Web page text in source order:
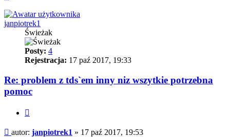
janpiotrek1
Świeżak
Posty: 4
Rejestracja: 17 paź 2017, 19:33
Re: problem z tds`em inny niz wszytkie potrzebna
pomoc
Post
autor: janpiotrek1 » 17 paź 2017, 19:53